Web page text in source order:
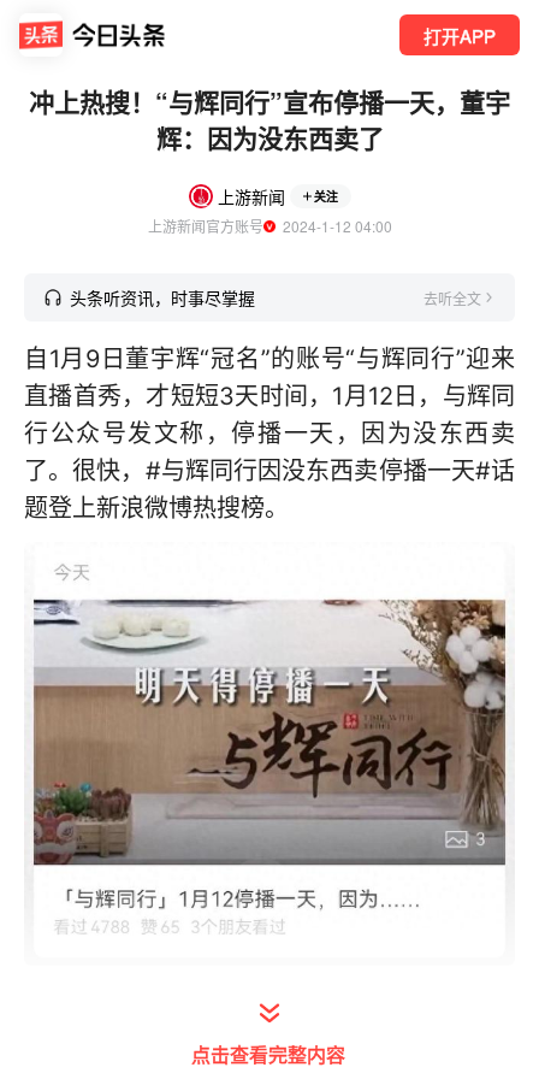
打开APP
冲上热搜！“与辉同行”宣布停播一天，董宇
辉：因为没东西卖了
上游新闻 关注
上游新闻官方账号
  2024-1-12 04:00
头条听资讯，时事尽掌握 去听全文
自1月9日董宇辉“冠名”的账号“与辉同行”迎来
直播首秀，才短短3天时间，1月12日，与辉同
行公众号发文称，停播一天，因为没东西卖
了。很快，#与辉同行因没东西卖停播一天#话
题登上新浪微博热搜榜。
董宇辉在11日晚的直播中直言，因为没东西卖
了，所以得停播一天。点击查看完整内容